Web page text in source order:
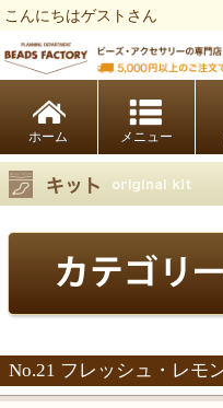
こんにちはゲストさん
ホーム
No.21 フレッシュ・レモ